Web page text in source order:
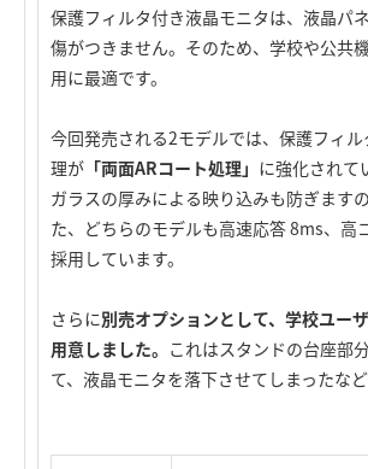
保護フィルタ付き液晶モニタは、液晶パ
傷がつきません。そのため、学校や公共
用に最適です。
今回発売される2モデルでは、保護フィ
理が 「両面ARコート処理」 に強化されて
ガラスの厚みによる映り込みも防ぎます
た、どちらのモデルも高速応答 8ms、
採用しています。
さらに別売オプションとして、学校ユー
用意しました。 これはスタンドの台座部
て、液晶モニタを落下させてしまったな